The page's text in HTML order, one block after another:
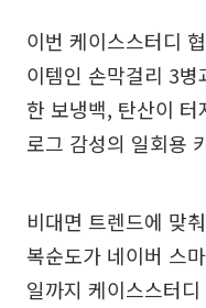
이번 케이스스터디
이템인 손막걸리 3
한 보냉백, 탄산이
로그 감성의 일회용
비대면 트렌드에 맞
복순도가 네이버 스
일까지 케이스스터